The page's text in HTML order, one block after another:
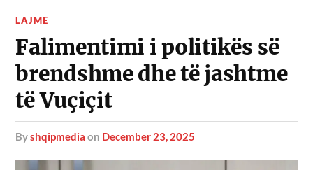
LAJME
Falimentimi i politikës së
brendshme dhe të jashtme
të Vuçiçit
byshqipmedia on December 23, 2025